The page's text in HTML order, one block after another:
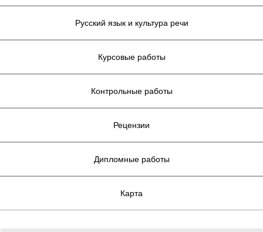
Русский язык и культура речи
Курсовые работы
Контрольные работы
Рецензии
Дипломные работы
Карта